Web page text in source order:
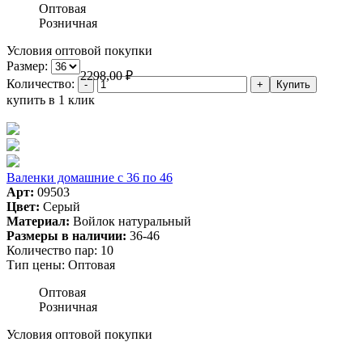
Оптовая
Розничная
Условия оптовой покупки
Размер:
2298,00₽
Количество:
купить в 1 клик
Валенки домашние с 36 по 46
Арт: 09503
Цвет: Серый
Материал: Войлок натуральный
Размеры в наличии: 36-46
Количество пар: 10
Тип цены: Оптовая
Оптовая
Розничная
Условия оптовой покупки